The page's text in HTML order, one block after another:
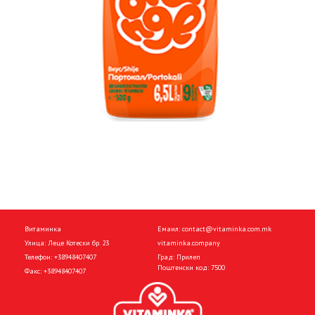
Витаминка
Улица: Леце Котески бр. 23
Телефон: +38948407407
Факс: +38948407407
Емаил: contact@vitaminka.com.mk
vitaminka.company
Град: Прилеп
Поштенски код: 7500